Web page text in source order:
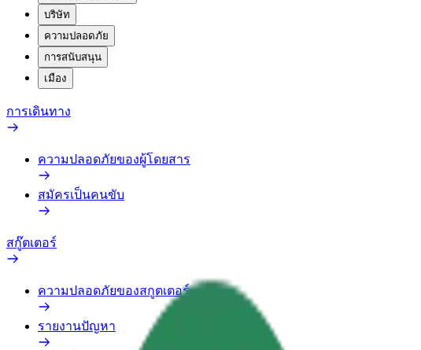
บริษัท
ความปลอดภัย
การสนับสนุน
เมือง
การเดินทาง
ความปลอดภัยของผู้โดยสาร
สมัครเป็นคนขับ
สกู๊ตเตอร์
ความปลอดภัยของสกูตเตอร์
รายงานปัญหา